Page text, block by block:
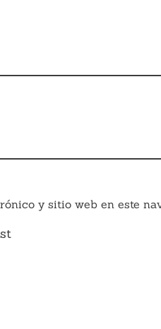
y sitio web en este